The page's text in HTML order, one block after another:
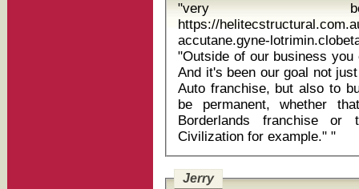
"very
https://
accutane.gyne-
"Outside of our business
And it's been our goal not
Auto franchise, but also to
be permanent, whether
Borderlands franchise or
Civilization for example." "
Jerry